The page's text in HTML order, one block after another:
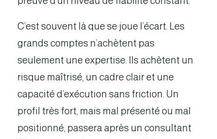
C’est souvent là que se joue l’écart. Les
grands comptes n’achètent pas
seulement une expertise. Ils achètent un
risque maîtrisé, un cadre clair et une
capacité d’exécution sans friction. Un
profil très fort, mais mal présenté ou mal
positionné, passera après un consultant